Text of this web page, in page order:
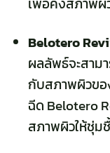
Belotero
ผลลัพธ์จะสาม
กับสภาพผิวขอ
ฉีด Belotero
สภาพผิวให้ชุ่ม